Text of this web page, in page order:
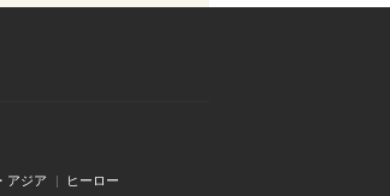
アジア ヒーロー